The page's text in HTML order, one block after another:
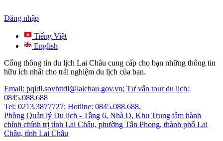
Đăng nhập
Tiếng Việt
English
Cổng thông tin du lịch Lai Châu cung cấp cho bạn những thông tin
hữu ích nhất cho trải nghiệm du lịch của bạn.
Email: pqldl.sovhttdl@laichau.gov.vn; Tư vấn tour du lịch:
0845.088.688
Tel: 0213.3877727; Hotline: 0845.088.688.
Phòng Quản lý Du lịch - Tầng 6, Nhà D, Khu Trung tâm hành
chính chính trị tỉnh Lai Châu, phường Tân Phong, thành phố Lai
Châu, tỉnh Lai Châu